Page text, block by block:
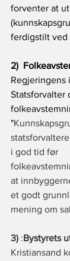
forventer at
ferdigstilt ved
2)
Regjeringens
Statsforvalter
"
i god tid før
at
et godt
mening om
3) :Bystyrets
Kristiansand